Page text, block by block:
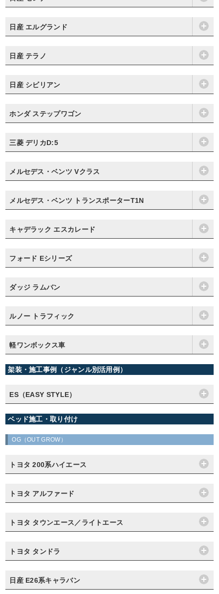
日産 エルグランド
日産 テラノ
日産 シビリアン
ホンダ ステップワゴン
三菱 デリカD:5
メルセデス・ベンツ Vクラス
メルセデス・ベンツ トランスポーターT1N
キャデラック エスカレード
フォード Eシリーズ
ダッジ ラムバン
ルノー トラフィック
軽ワンボックス車
架装・施工事例（ジャンル別活用例）
ES（EASY STYLE）
ベッド施工・取り付け
OG（OUT GROW）
トヨタ 200系ハイエース
トヨタ アルファード
トヨタ タウンエース／ライトエース
トヨタ タンドラ
日産 E26系キャラバン